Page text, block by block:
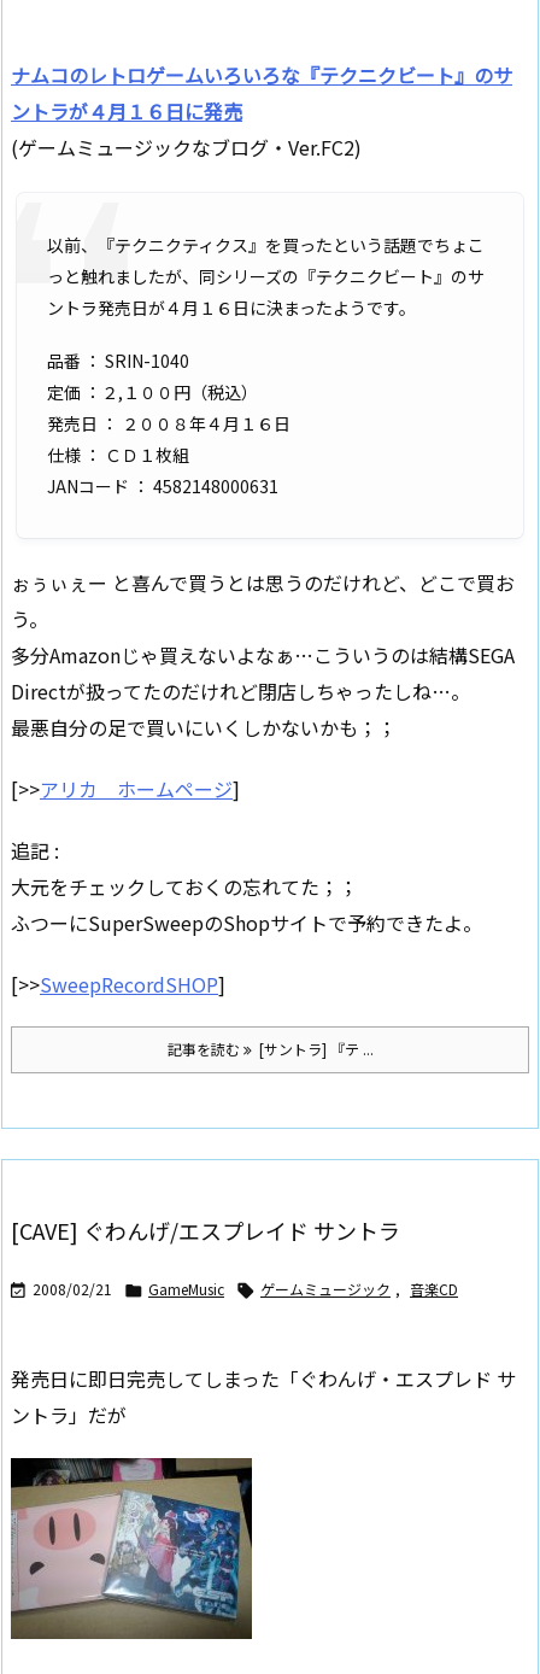
ナムコのレトロゲームいろいろな『テクニクビート』のサ
ントラが４月１６日に発売
(ゲームミュージックなブログ・Ver.FC2)
以前、『テクニクティクス』を買ったという話題でちょこ
っと触れましたが、同シリーズの『テクニクビート』のサ
ントラ発売日が４月１６日に決まったようです。
品番 ： SRIN-1040
定価 ：２,１００円（税込）
発売日 ： ２００８年４月１６日
仕様 ： ＣＤ１枚組
JANコード ： 4582148000631
ぉぅぃぇー と喜んで買うとは思うのだけれど、どこで買お
う。
多分Amazonじゃ買えないよなぁ…こういうのは結構SEGA
Directが扱ってたのだけれど閉店しちゃったしね…。
最悪自分の足で買いにいくしかないかも；；
[>>アリカ ホームページ]
追記 :
大元をチェックしておくの忘れてた；；
ふつーにSuperSweepのShopサイトで予約できたよ。
[>>SweepRecordSHOP]
記事を読む [サントラ] 『テ ...
[CAVE] ぐわんげ/エスプレイド サントラ
 2008/02/21  GameMusic  ゲームミュージック , 音楽CD
発売日に即日完売してしまった「ぐわんげ・エスプレド サ
ントラ」だが